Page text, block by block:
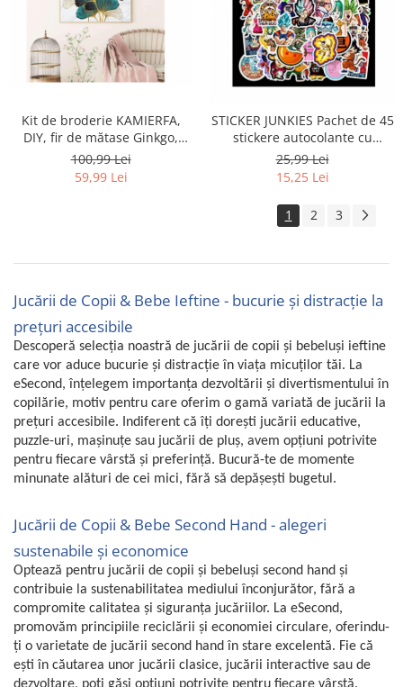
Kit de broderie KAMIERFA,
DIY, fir de mătase Ginkgo,
50x50 cm - RESIGILAT
100,99 Lei
59,99 Lei
STICKER JUNKIES Pachet de 45
stickere autocolante cu
Anime-ul Dragon Ball Z -
RESIGILAT
25,99 Lei
15,25 Lei
1 2 3
Jucării de Copii & Bebe Ieftine - bucurie și distracție la
prețuri accesibile
Descoperă selecția noastră de jucării de copii și bebeluși ieftine
care vor aduce bucurie și distracție în viața micuților tăi. La
eSecond, înțelegem importanța dezvoltării și divertismentului în
copilărie, motiv pentru care oferim o gamă variată de jucării la
prețuri accesibile. Indiferent că îți dorești jucării educative,
puzzle-uri, mașinuțe sau jucării de pluș, avem opțiuni potrivite
pentru fiecare vârstă și preferință. Bucură-te de momente
minunate alături de cei mici, fără să depășești bugetul.
Jucării de Copii & Bebe Second Hand - alegeri
sustenabile și economice
Optează pentru jucării de copii și bebeluși second hand și
contribuie la sustenabilitatea mediului înconjurător, fără a
compromite calitatea și siguranța jucăriilor. La eSecond,
promovăm principiile reciclării și economiei circulare, oferindu-
ți o varietate de jucării second hand în stare excelentă. Fie că
ești în căutarea unor jucării clasice, jucării interactive sau de